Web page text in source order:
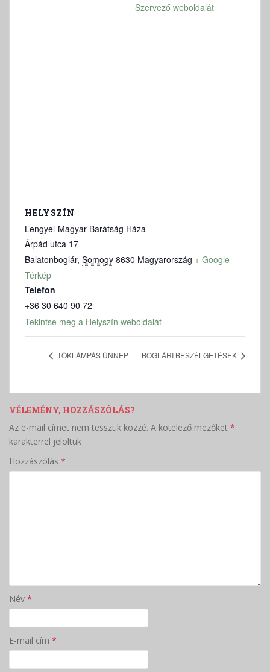
Szervező weboldalát
HELYSZÍN
Lengyel-Magyar Barátság Háza
Árpád utca 17
Balatonboglár, Somogy 8630 Magyarország + Google
Térkép
Telefon
+36 30 640 90 72
Tekintse meg a Helyszín weboldalát
TÖKLÁMPÁS ÜNNEP BOGLÁRI BESZÉLGETÉSEK
VÉLEMÉNY, HOZZÁSZÓLÁS?
Az e-mail címet nem tesszük közzé. A kötelező mezőket *
karakterrel jelöltük
Hozzászólás *
Név *
E-mail cím *